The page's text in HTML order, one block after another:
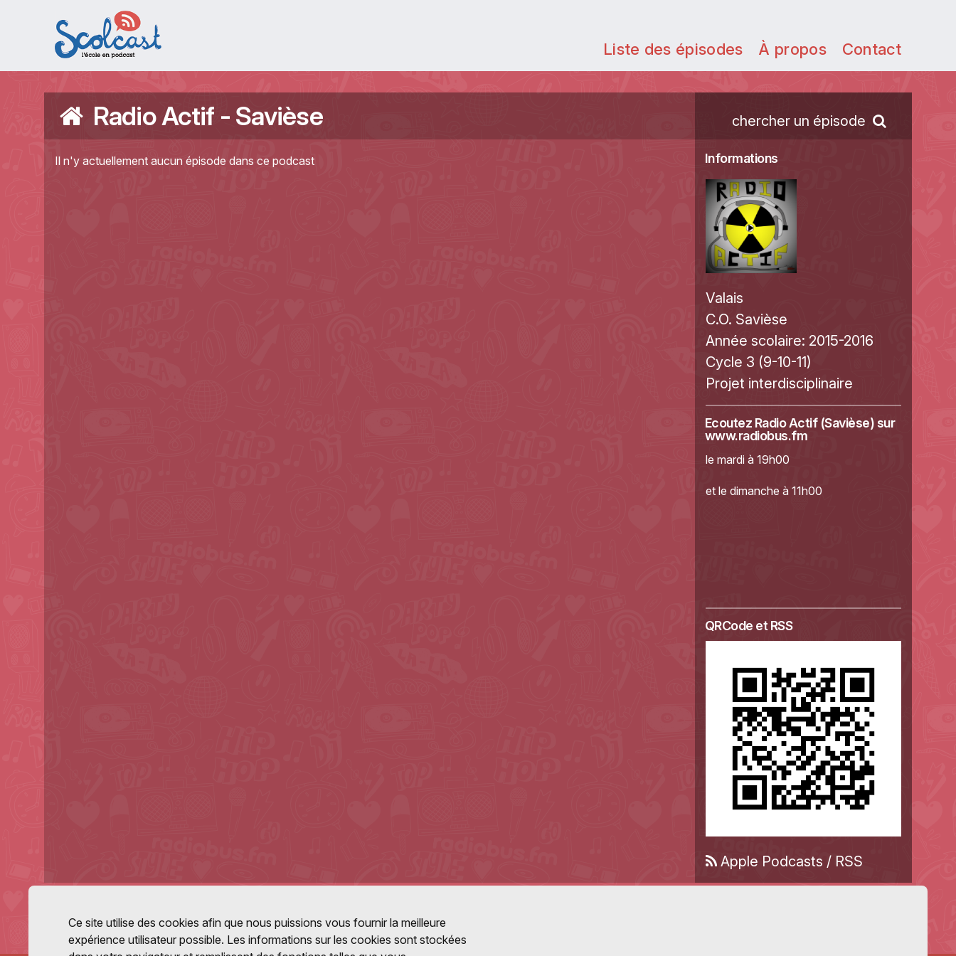
Aller au contenu principal
Liste des épisodes À propos Contact
Radio Actif - Savièse chercher un épisode
Il n'y actuellement aucun épisode dans ce podcast Informations
Valais
C.O. Savièse
Année scolaire: 2015-2016
Cycle 3 (9-10-11)
Projet interdisciplinaire
Ecoutez Radio Actif (Savièse) sur
www.radiobus.fm
le mardi à 19h00
et le dimanche à 11h00
QRCode et RSS
Apple Podcasts / RSS
Ce site utilise des cookies afin que nous puissions vous fournir la meilleure
expérience utilisateur possible. Les informations sur les cookies sont stockées